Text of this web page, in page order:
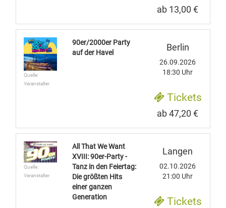
ab 13,00 €
Quelle:
Veranstalter
90er/2000er Party
auf der Havel
Berlin
26.09.2026
18:30 Uhr
Tickets
ab 47,20 €
Quelle:
Veranstalter
All That We Want
XVIII: 90er-Party -
Tanz in den Feiertag:
Die größten Hits
einer ganzen
Generation
Langen
02.10.2026
21:00 Uhr
Tickets